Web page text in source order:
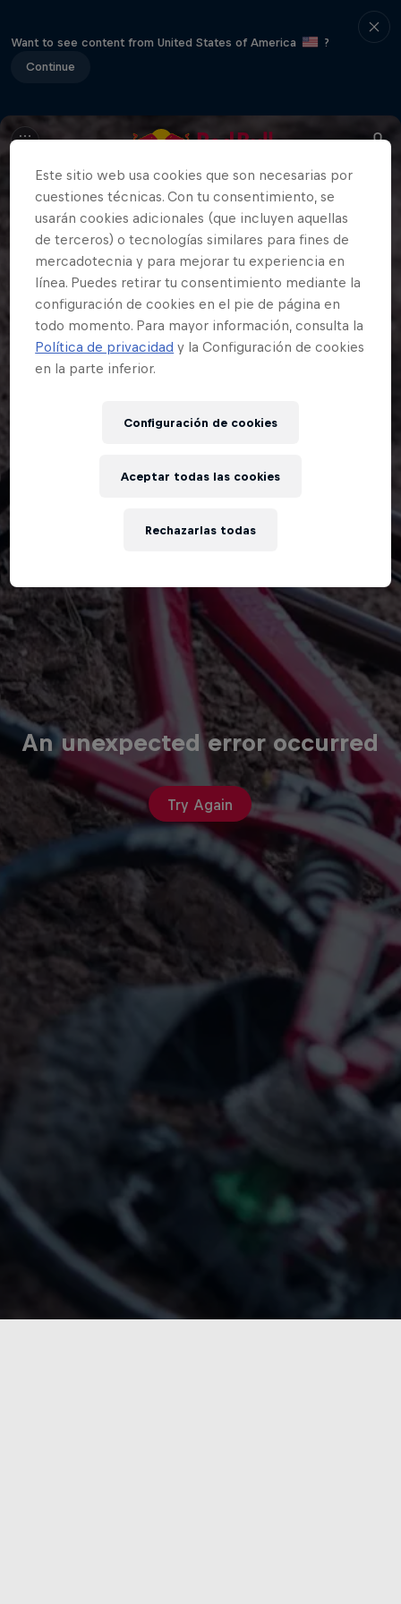
Want to see content from United States of America
?
Continue
An unexpected error occurred
Try Again
Este sitio web usa cookies que son necesarias por
cuestiones técnicas. Con tu consentimiento, se
usarán cookies adicionales (que incluyen aquellas
de terceros) o tecnologías similares para fines de
mercadotecnia y para mejorar tu experiencia en
línea. Puedes retirar tu consentimiento mediante la
configuración de cookies en el pie de página en
todo momento. Para mayor información, consulta la
Política de privacidad y la Configuración de cookies
en la parte inferior.
Configuración de cookies
Rechazarlas todas
Aceptar todas las cookies